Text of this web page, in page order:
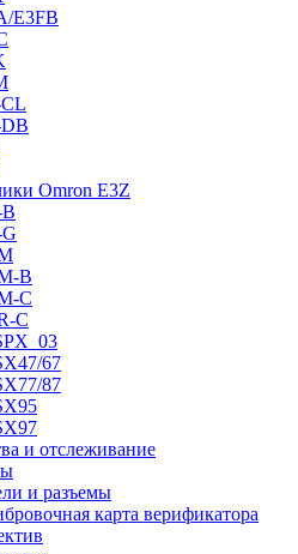
E3FB
Omron E3Z
B
C
C
67
87
и отслеживание
и разъемы
карта верификатора